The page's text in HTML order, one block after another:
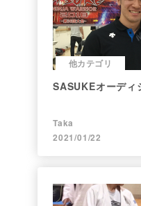
他カテゴリ
SASUKEオーディ
Taka
2021/01/22